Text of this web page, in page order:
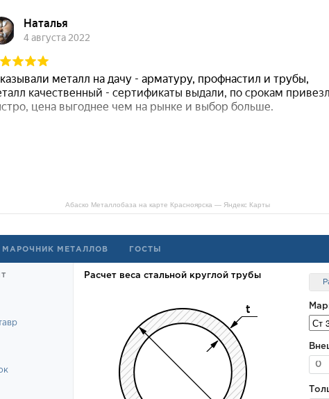
Абаско Металлобаза на карте Красноярска — Яндекс Карты